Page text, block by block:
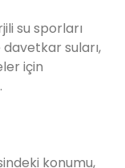
su sporları
suları,
için
konumu,